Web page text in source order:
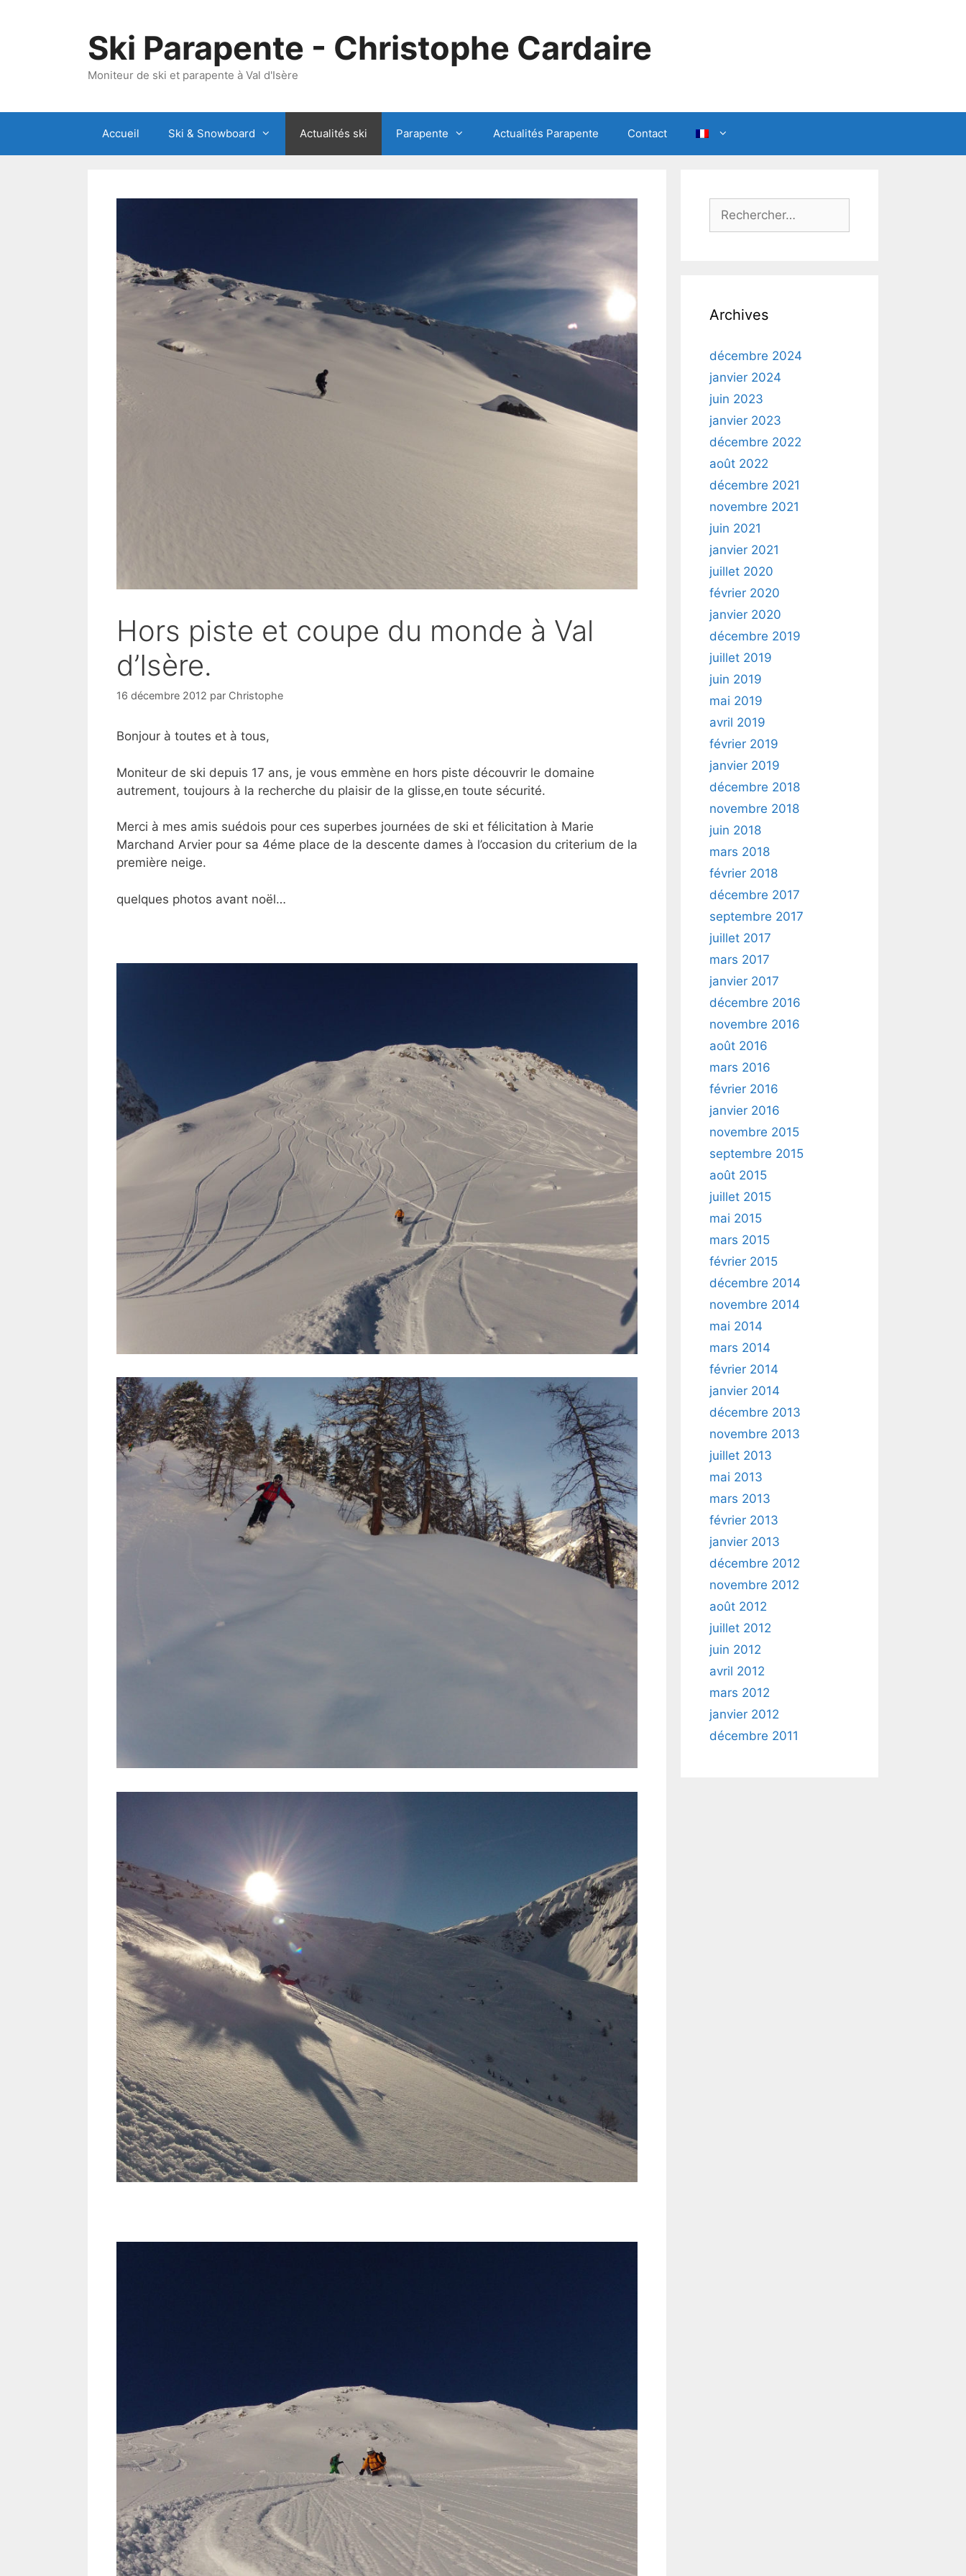
Ski Parapente - Christophe Cardaire
Moniteur de ski et parapente à Val d'Isère
Accueil Ski & Snowboard Actualités ski Parapente Actualités Parapente Contact
Hors piste et coupe du monde à Val
d’Isère.
16 décembre 2012 par Christophe
Bonjour à toutes et à tous,
Moniteur de ski depuis 17 ans, je vous emmène en hors piste découvrir le domaine
autrement, toujours à la recherche du plaisir de la glisse,en toute sécurité.
Merci à mes amis suédois pour ces superbes journées de ski et félicitation à Marie
Marchand Arvier pour sa 4éme place de la descente dames à l’occasion du criterium de la
première neige.
quelques photos avant noël…
Rechercher :
Archives
décembre 2024
janvier 2024
juin 2023
janvier 2023
décembre 2022
août 2022
décembre 2021
novembre 2021
juin 2021
janvier 2021
juillet 2020
février 2020
janvier 2020
décembre 2019
juillet 2019
juin 2019
mai 2019
avril 2019
février 2019
janvier 2019
décembre 2018
novembre 2018
juin 2018
mars 2018
février 2018
décembre 2017
septembre 2017
juillet 2017
mars 2017
janvier 2017
décembre 2016
novembre 2016
août 2016
mars 2016
février 2016
janvier 2016
novembre 2015
septembre 2015
août 2015
juillet 2015
mai 2015
mars 2015
février 2015
décembre 2014
novembre 2014
mai 2014
mars 2014
février 2014
janvier 2014
décembre 2013
novembre 2013
juillet 2013
mai 2013
mars 2013
février 2013
janvier 2013
décembre 2012
novembre 2012
août 2012
juillet 2012
juin 2012
avril 2012
mars 2012
janvier 2012
décembre 2011